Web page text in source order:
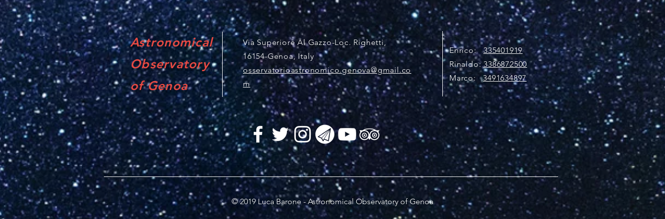
Astronomical
Observatory
of Genoa
Via Superiore Al Gazzo-Loc. Righetti,
16154-Genoa, Italy
osservatorioastronomico.genova@gmail.co
m
Enrico:335401919
Rinaldo:3386872500
Marco:3491634897
© 2019 Luca Barone - Astronomical Observatory of Genoa